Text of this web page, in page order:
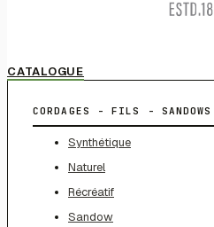
CATALOGUE
CORDAGES - FILS - SANDOWS
Synthétique
Naturel
Récréatif
Sandow